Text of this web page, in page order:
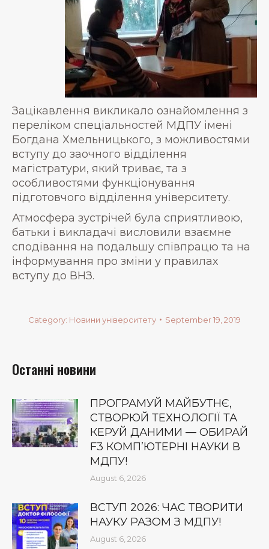
Зацікавлення викликало ознайомлення з
переліком спеціальностей МДПУ імені
Богдана Хмельницького, з можливостями
вступу до заочного відділення
магістратури, який триває, та з
особливостями функціонування
підготовчого відділення університету.
Атмосфера зустрічей була сприятливою,
батьки і викладачі висловили взаємне
сподівання на подальшу співпрацю та на
інформування про зміни у правилах
вступу до ВНЗ.
Category: Новини університету September 19, 2019
Останні новини
ПРОГРАМУЙ МАЙБУТНЄ,
СТВОРЮЙ ТЕХНОЛОГІЇ ТА
КЕРУЙ ДАНИМИ — ОБИРАЙ
F3 КОМП’ЮТЕРНІ НАУКИ В
МДПУ!
August 6, 2026
ВСТУП 2026: ЧАС ТВОРИТИ
НАУКУ РАЗОМ З МДПУ!
August 6, 2026